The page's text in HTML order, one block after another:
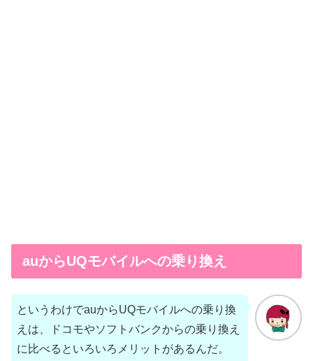
auからUQモバイルへの乗り換え
というわけでauからUQモバイルへの乗り換
えは、ドコモやソフトバンクからの乗り換え
に比べるといろいろメリットがあるんだ。